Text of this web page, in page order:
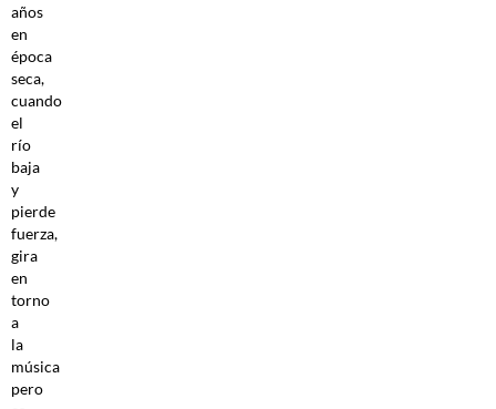
años
en
época
seca,
cuando
el
río
baja
y
pierde
fuerza,
gira
en
torno
a
la
música
pero